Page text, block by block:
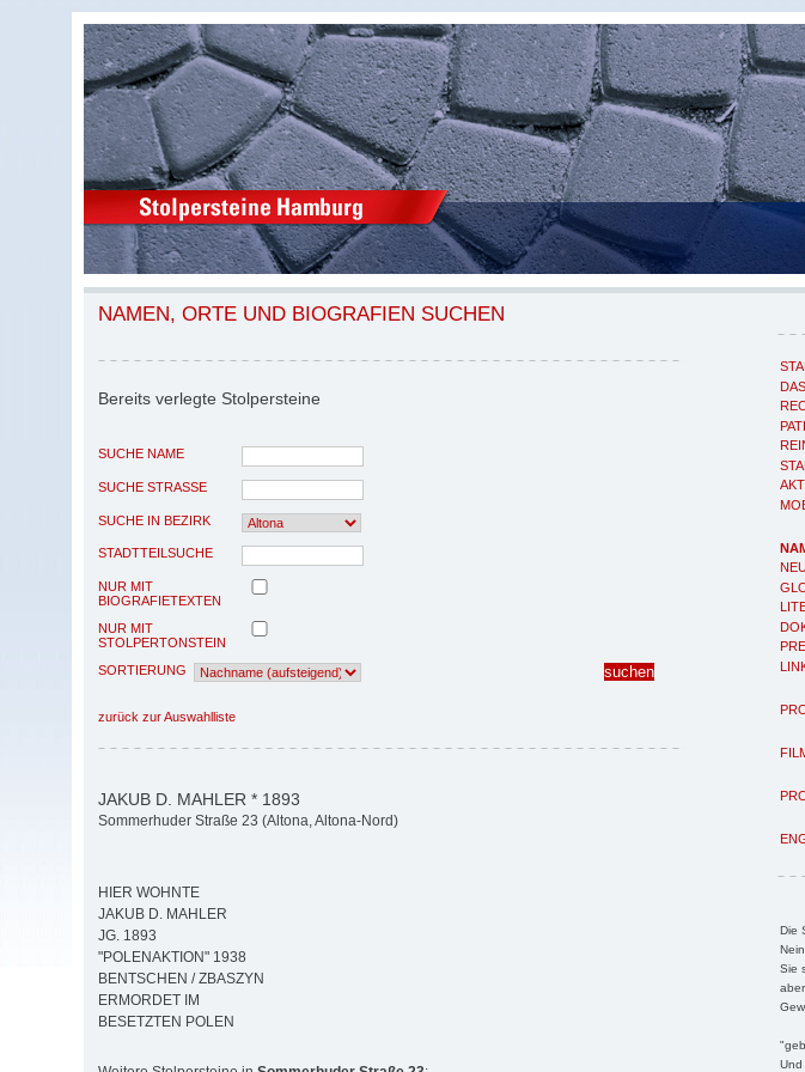
Die
Sie
Und
NAMEN, ORTE UND BIOGRAFIEN SUCHEN
Bereits verlegte Stolpersteine
SUCHE NAME
SUCHE STRASSE
SUCHE IN BEZIRK
STADTTEILSUCHE
NUR MIT
BIOGRAFIETEXTEN
NUR MIT
STOLPERTONSTEIN
SORTIERUNG
zurück zur Auswahlliste
JAKUB D. MAHLER * 1893
Sommerhuder Straße 23 (Altona, Altona-Nord)
HIER WOHNTE
JAKUB D. MAHLER
JG. 1893
"POLENAKTION" 1938
BENTSCHEN / ZBASZYN
ERMORDET IM
BESETZTEN POLEN